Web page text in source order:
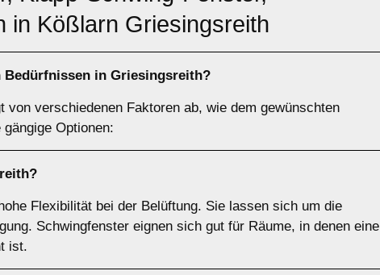
in Kößlarn Griesingsreith
Bedürfnissen in Griesingsreith?
verschiedenen Faktoren ab, wie dem gewünschten
Optionen:
Flexibilität bei der Belüftung. Sie lassen sich um die
Schwingfenster eignen sich gut für Räume, in denen eine
ist.